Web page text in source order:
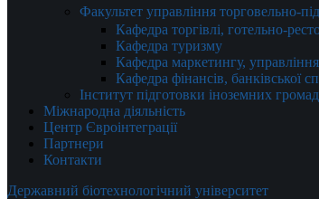
Факультет управління торговельно-
Кафедра торгівлі, готельно-
Кафедра туризму
Кафедра маркетингу,
Кафедра фінансів, банківської
Інститут підготовки іноземних
Міжнародна діяльність
Центр Євроінтеграції
Партнери
Контакти
Державний біотехнологічний університет